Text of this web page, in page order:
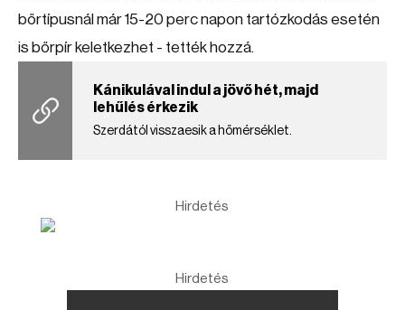
bőrtípusnál már 15-20 perc napon tartózkodás esetén
is bőrpír keletkezhet - tették hozzá.
Kánikulával indul a jövő hét, majd
lehűlés érkezik
Szerdától visszaesik a hőmérséklet.
Hirdetés
Hirdetés